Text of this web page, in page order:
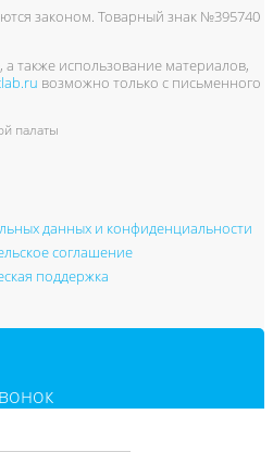
законом. Товарный знак №395740
также использование материалов,
возможно только с письменного
палаты
данных и конфиденциальности
соглашение
поддержка